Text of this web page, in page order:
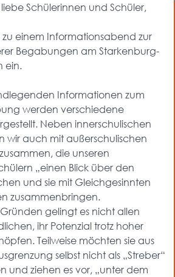
Schülerinnen und Schüler,
zu einem Informationsabend zur
Begabungen am Starkenburg-
ein.
Informationen zum
werden verschiedene
Neben innerschulischen
wir auch mit außerschulischen
die unseren
„einen Blick über den
und sie mit Gleichgesinnten
zusammenbringen.
gelingt es nicht allen
ihr Potenzial trotz hoher
Teilweise möchten sie aus
selbst nicht als „Streber“
und ziehen es vor, „unter dem